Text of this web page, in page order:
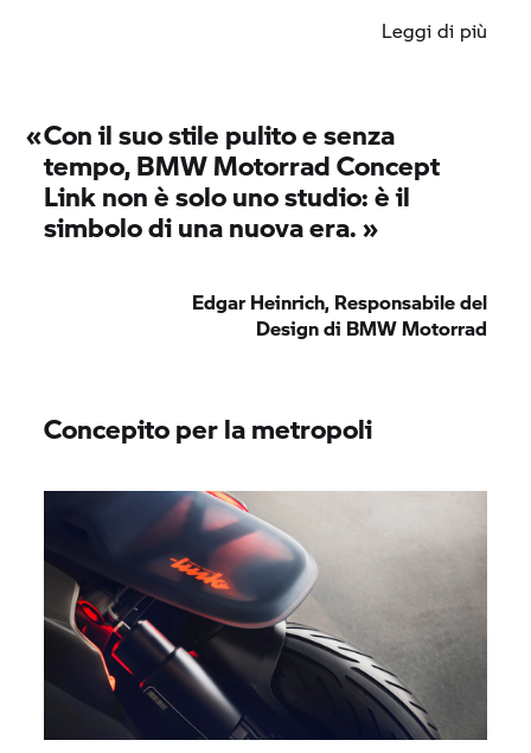
Leggi di più
«Con il suo stile pulito e senza
tempo,BMW MotorradConcept
Link non è solo uno studio: è il
simbolo di una nuova era.»
Edgar Heinrich, Responsabile del
Design di BMW Motorrad
Concepito per la metropoli